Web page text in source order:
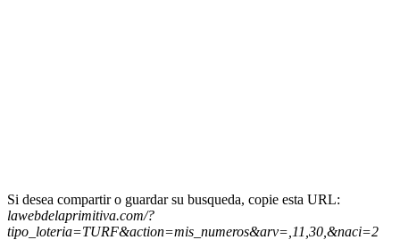
Si desea compartir o guardar su busqueda, copie esta URL:
lawebdelaprimitiva.com/?
tipo_loteria=TURF&action=mis_numeros&arv=,11,30,&naci=2